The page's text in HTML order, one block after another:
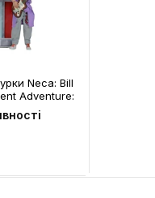
Neca: Bill
Adventure: